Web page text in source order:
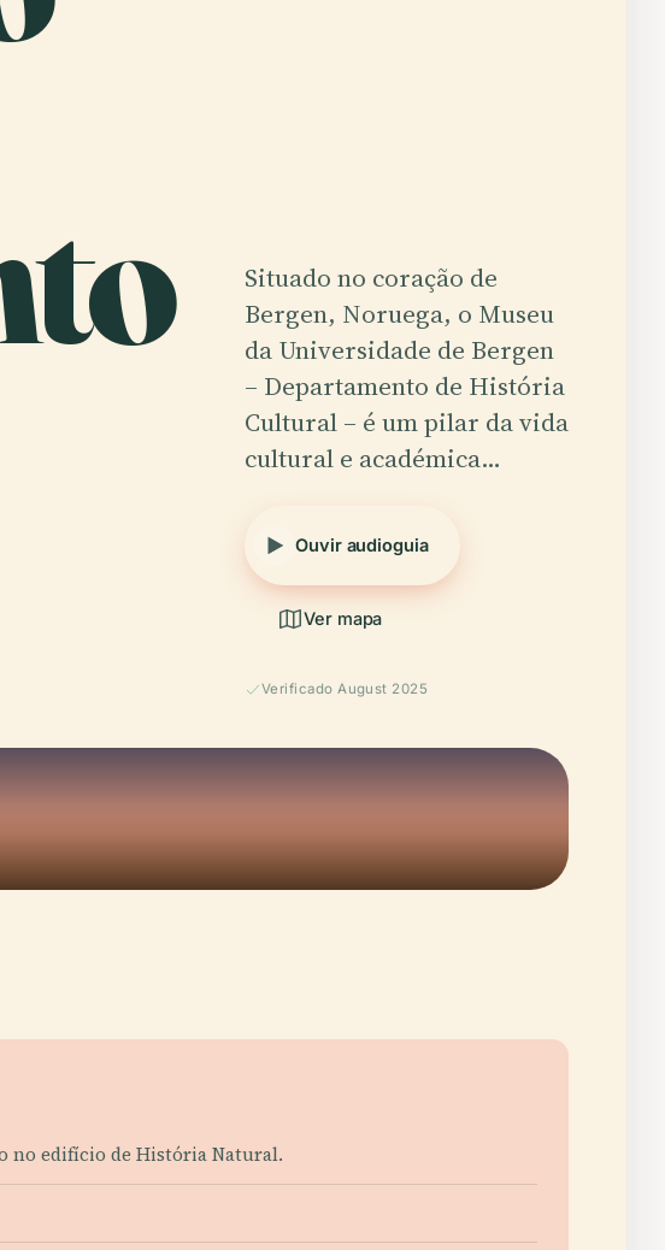
Situado no coração de
Bergen, Noruega, o Museu
da Universidade de Bergen
– Departamento de História
Cultural – é um pilar da vida
cultural e académica…
Ouvir audioguia
Ver mapa
Verificado August 2025
no edifício de História Natural.